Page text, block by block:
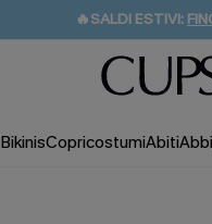
🔥SALDI ESTIVI:
🚚SPEDIZIONE
💌REGALO PER I
BikinisCopricostumiAbiti